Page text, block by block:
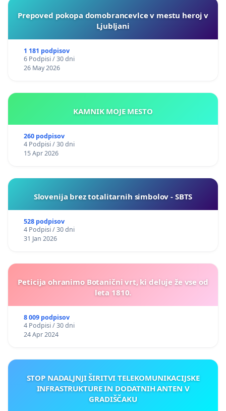
Prepoved pokopa domobrancevlce v mestu heroj v
Ljubljani
1 181 podpisov
6 Podpisi / 30 dni
26 May 2026
KAMNIK MOJE MESTO
260 podpisov
4 Podpisi / 30 dni
15 Apr 2026
Slovenija brez totalitarnih simbolov - SBTS
528 podpisov
4 Podpisi / 30 dni
31 Jan 2026
Peticija ohranimo Botanični vrt, ki deluje že vse od
leta 1810.
8 009 podpisov
4 Podpisi / 30 dni
24 Apr 2024
STOP NADALJNJI ŠIRITVI TELEKOMUNIKACIJSKE
INFRASTRUKTURE IN DODATNIH ANTEN V
GRADIŠČAKU